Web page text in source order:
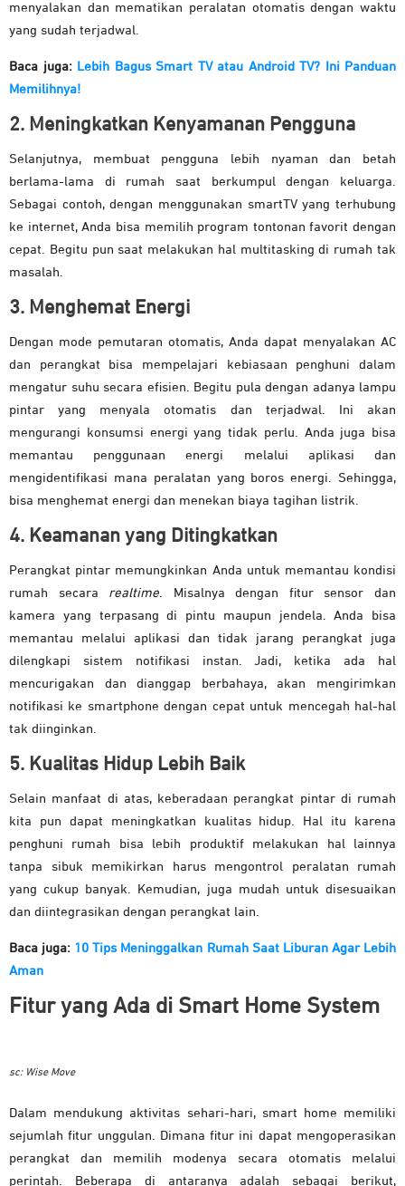
menyalakan dan mematikan peralatan otomatis dengan waktu
yang sudah terjadwal.
Baca juga: Lebih Bagus Smart TV atau Android TV? Ini Panduan
Memilihnya!
2. Meningkatkan Kenyamanan Pengguna
Selanjutnya, membuat pengguna lebih nyaman dan betah
berlama-lama di rumah saat berkumpul dengan keluarga.
Sebagai contoh, dengan menggunakan smartTV yang terhubung
ke internet, Anda bisa memilih program tontonan favorit dengan
cepat. Begitu pun saat melakukan hal multitasking di rumah tak
masalah.
3. Menghemat Energi
Dengan mode pemutaran otomatis, Anda dapat menyalakan AC
dan perangkat bisa mempelajari kebiasaan penghuni dalam
mengatur suhu secara efisien. Begitu pula dengan adanya lampu
pintar yang menyala otomatis dan terjadwal. Ini akan
mengurangi konsumsi energi yang tidak perlu. Anda juga bisa
memantau penggunaan energi melalui aplikasi dan
mengidentifikasi mana peralatan yang boros energi. Sehingga,
bisa menghemat energi dan menekan biaya tagihan listrik.
4. Keamanan yang Ditingkatkan
Perangkat pintar memungkinkan Anda untuk memantau kondisi
rumah secara realtime. Misalnya dengan fitur sensor dan
kamera yang terpasang di pintu maupun jendela. Anda bisa
memantau melalui aplikasi dan tidak jarang perangkat juga
dilengkapi sistem notifikasi instan. Jadi, ketika ada hal
mencurigakan dan dianggap berbahaya, akan mengirimkan
notifikasi ke smartphone dengan cepat untuk mencegah hal-hal
tak diinginkan.
5. Kualitas Hidup Lebih Baik
Selain manfaat di atas, keberadaan perangkat pintar di rumah
kita pun dapat meningkatkan kualitas hidup. Hal itu karena
penghuni rumah bisa lebih produktif melakukan hal lainnya
tanpa sibuk memikirkan harus mengontrol peralatan rumah
yang cukup banyak. Kemudian, juga mudah untuk disesuaikan
dan diintegrasikan dengan perangkat lain.
Baca juga: 10 Tips Meninggalkan Rumah Saat Liburan Agar Lebih
Aman
Fitur yang Ada di Smart Home System
sc: Wise Move
Dalam mendukung aktivitas sehari-hari, smart home memiliki
sejumlah fitur unggulan. Dimana fitur ini dapat mengoperasikan
perangkat dan memilih modenya secara otomatis melalui
perintah. Beberapa di antaranya adalah sebagai berikut,